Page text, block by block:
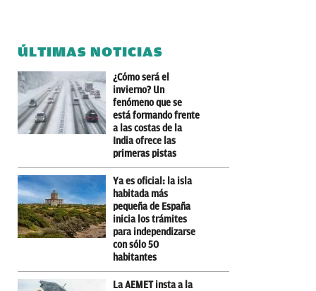
ÚLTIMAS NOTICIAS
¿Cómo será el
invierno? Un
fenómeno que se
está formando frente
a las costas de la
India ofrece las
primeras pistas
Ya es oficial: la isla
habitada más
pequeña de España
inicia los trámites
para independizarse
con sólo 50
habitantes
La AEMET insta a la